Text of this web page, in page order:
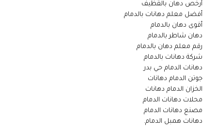
أرخص دهان بالقظيف
أفضل معلم دهانات بالدمام
أقوى دهان بالدمام
دهان شاطر بالدمام
رقم معلم دهان بالدمام
شركة دهانات بالدمام
دهانات الدمام حي بدر
جوتن الدمام دهانات
الخزان الدمام دهانات
محلات دهانات الدمام
مصنع دهانات الدمام
دهانات همبل الدمام.